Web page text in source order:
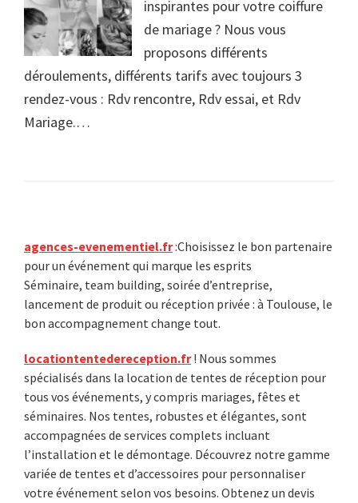
inspirantes pour votre coiffure
de mariage ? Nous vous
proposons différents
déroulements, différents tarifs avec toujours 3
rendez-vous : Rdv rencontre, Rdv essai, et Rdv
Mariage.…
Primary
Sidebar
agences-evenementiel.fr:Choisissez le bon partenaire
pour un événement qui marque les esprits
Séminaire, team building, soirée d’entreprise,
lancement de produit ou réception privée : à Toulouse, le
bon accompagnement change tout.
locationtentedereception.fr! Nous sommes
spécialisés dans la location de tentes de réception pour
tous vos événements, y compris mariages, fêtes et
séminaires. Nos tentes, robustes et élégantes, sont
accompagnées de services complets incluant
l’installation et le démontage. Découvrez notre gamme
variée de tentes et d’accessoires pour personnaliser
votre événement selon vos besoins. Obtenez un devis